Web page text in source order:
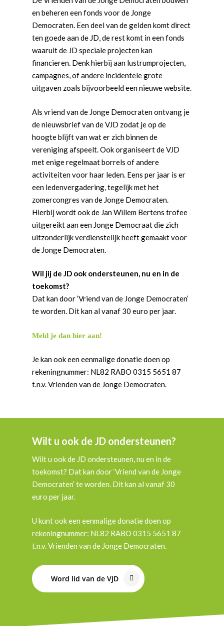
en beheren een fonds voor de Jonge
Democraten. Een deel van de gelden komt direct
ten goede aan de JD, de rest komt in een fonds
waaruit de JD speciale projecten kan
financieren. Denk hierbij aan lustrumprojecten,
campagnes, of andere incidentele grote
uitgaven zoals bijvoorbeeld een nieuwe website.
Als vriend van de Jonge Democraten ontvang je
de nieuwsbrief van de VJD zodat je op de
hoogte blijft van wat er zich binnen de
vereniging afspeelt. Ook organiseert de VJD
met enige regelmaat borrels of andere
activiteiten voor haar leden. Eens per jaar is er
een ledenvergadering, tegelijk met het
zomercongres van de Jonge Democraten.
Hierbij wordt ook de Jan Willem Bertens trofee
uitgereikt aan een Jonge Democraat die zich
uitzonderlijk verdienstelijk heeft gemaakt voor
de Jonge Democraten.
Wil jij de JD ook ondersteunen, nu en in de
toekomst?
Dat kan door ‘Vriend van de Jonge Democraten’
te worden. Dit kan al vanaf 30 euro per jaar.
Meld je dan hier aan!
Je kan ook een eenmalige donatie doen op
rekeningnummer: NL82 RABO 0315 5651 87
t.n.v. Vrienden van de Jonge Democraten.
Wilt u ook de JD ondersteunen?
Wilt u ook de JD ondersteunen, nu en in de
toekomst? Dat kan door ‘Vriend van de Jonge
Democraten’ te worden. Dit kan al vanaf 30
euro per jaar.
U kunt ook een eenmalige donatie doen op
rekeningnummer: NL82 RABO 0315 5651 87
t.n.v. Vrienden van de Jonge Democraten.
Word lid van de VJD